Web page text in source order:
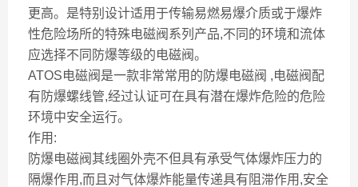
更高。是特别设计适用于传输易燃易爆介质或于爆炸
性危险场所的特殊电磁阀系列产品,不同的环境和流体
应选择不同防爆等级的电磁阀。
ATOS电磁阀是一款非常常用的防爆电磁阀 ,电磁阀配
有防爆螺线管,经过认证可在具有潜在爆炸危险的危险
环境中安全运行。
作用:
防爆电磁阀其线圈外壳不但具有承受气体爆炸压力的
隔爆作用,而且对气体爆炸能量传递具有阻滞作用,安全